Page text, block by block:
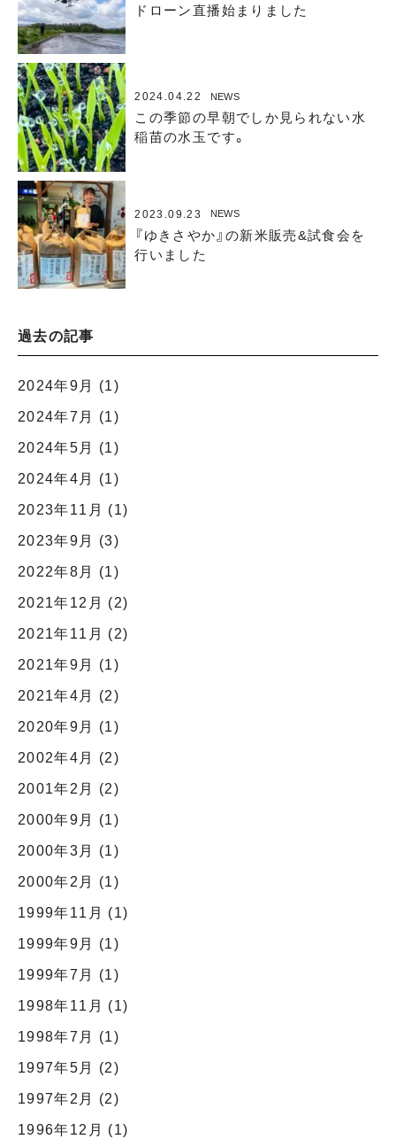
ドローン直播始まりました
2024.04.22 NEWS
この季節の早朝でしか見られない水
稲苗の水玉です。
2023.09.23 NEWS
『ゆきさやか』の新米販売&試食会を
行いました
過去の記事
2024年9月 (1)
2024年7月 (1)
2024年5月 (1)
2024年4月 (1)
2023年11月 (1)
2023年9月 (3)
2022年8月 (1)
2021年12月 (2)
2021年11月 (2)
2021年9月 (1)
2021年4月 (2)
2020年9月 (1)
2002年4月 (2)
2001年2月 (2)
2000年9月 (1)
2000年3月 (1)
2000年2月 (1)
1999年11月 (1)
1999年9月 (1)
1999年7月 (1)
1998年11月 (1)
1998年7月 (1)
1997年5月 (2)
1997年2月 (2)
1996年12月 (1)